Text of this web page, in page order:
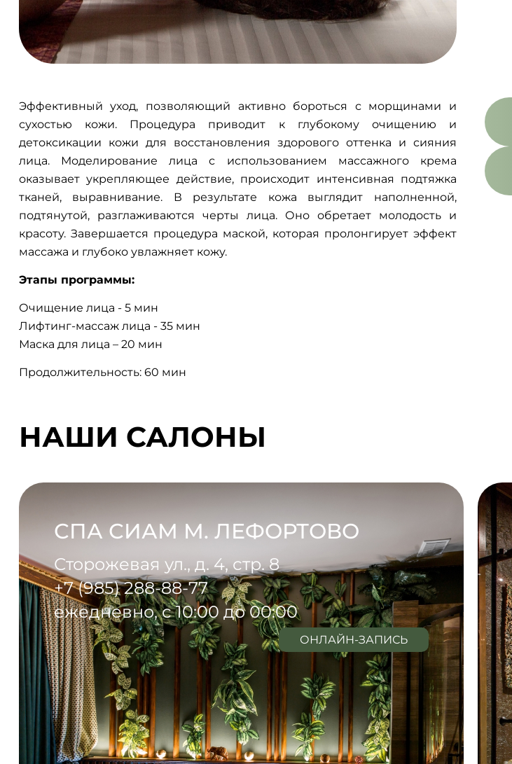
Эффективный уход, позволяющий активно бороться с морщинами и
сухостью кожи. Процедура приводит к глубокому очищению и
детоксикации кожи для восстановления здорового оттенка и сияния
лица. Моделирование лица с использованием массажного крема
оказывает укрепляющее действие, происходит интенсивная подтяжка
тканей, выравнивание. В результате кожа выглядит наполненной,
подтянутой, разглаживаются черты лица. Оно обретает молодость и
красоту. Завершается процедура маской, которая пролонгирует эффект
массажа и глубоко увлажняет кожу.
Этапы программы:
Очищение лица - 5 мин
Лифтинг-массаж лица - 35 мин
Маска для лица – 20 мин
Продолжительность: 60 мин
НАШИ САЛОНЫ
СПА СИАМ М. ЛЕФОРТОВО
Сторожевая ул., д. 4, стр. 8
+7 (985) 288-88-77
ежедневно, с 10:00 до 00:00
ОНЛАЙН-ЗАПИСЬ